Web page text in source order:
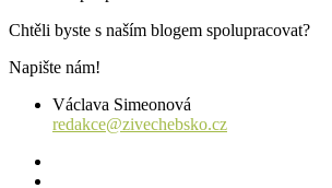
Chtěli byste s naším blogem spolupracovat?
Napište nám!
Václava Simeonová
redakce@zivechebsko.cz